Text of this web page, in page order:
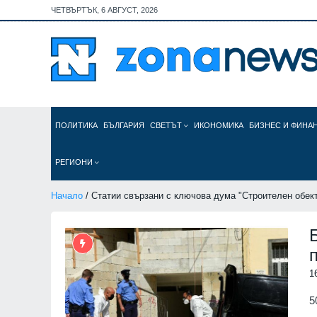
ЧЕТВЪРТЪК, 6 АВГУСТ, 2026
ПОЛИТИКА БЪЛГАРИЯ СВЕТЪТ ИКОНОМИКА БИЗНЕС И
РЕГИОНИ
Начало / Статии свързани с ключова дума "Строителен